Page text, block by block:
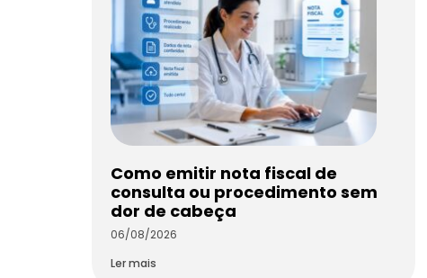
Como emitir nota fiscal de
consulta ou procedimento sem
dor de cabeça
06/08/2026
Ler mais